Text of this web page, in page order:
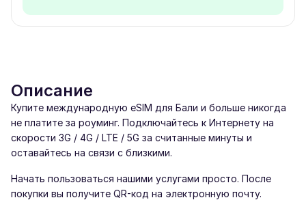
Описание
Купите международную eSIM для Бали и больше никогда
не платите за роуминг. Подключайтесь к Интернету на
скорости 3G / 4G / LTE / 5G за считанные минуты и
оставайтесь на связи с близкими.
Начать пользоваться нашими услугами просто. После
покупки вы получите QR-код на электронную почту.